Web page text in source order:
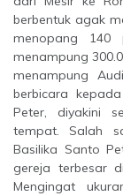
berbentuk agak
menopang 140
menampung
menampung
berbicara
Peter, diyakini
tempat. Salah
Basilika Santo
gereja terbesar
Mengingat